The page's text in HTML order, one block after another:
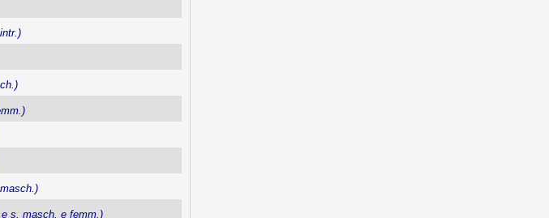
e s. masch. e femm.)